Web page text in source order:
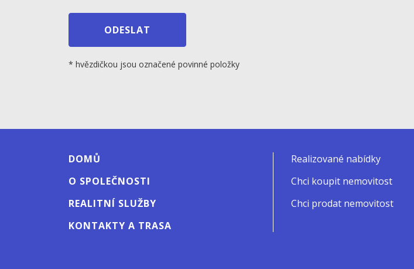
* hvězdičkou jsou označené povinné položky
DOMŮ
O SPOLEČNOSTI
REALITNÍ SLUŽBY
KONTAKTY A TRASA
Realizované nabídky
Chci koupit nemovitost
Chci prodat nemovitost